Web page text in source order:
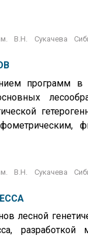
В.Н. Сукачева
программ в
В.Н. Сукачева
лесной
разработкой